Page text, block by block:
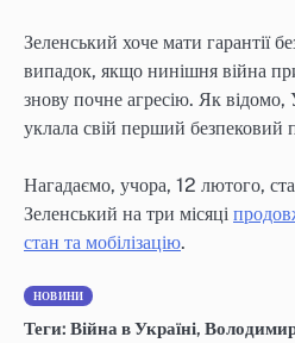
Зеленський хоче мати гарантії
випадок, якщо нинішня війна
знову почне агресію. Як відомо,
уклала свій перший безпековий
Нагадаємо, учора, 12 лютого,
Зеленський на три місяці
стан та мобілізацію.
НОВИНИ
Теги: Війна в Україні,